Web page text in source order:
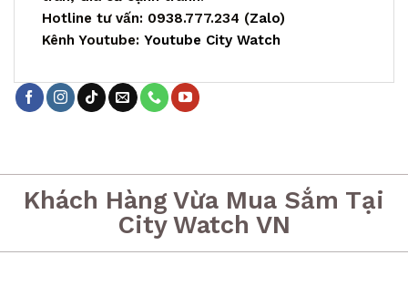
Hotline tư vấn: 0938.777.234 (Zalo)
Kênh Youtube: Youtube City Watch
Khách Hàng Vừa Mua Sắm Tại
City Watch VN